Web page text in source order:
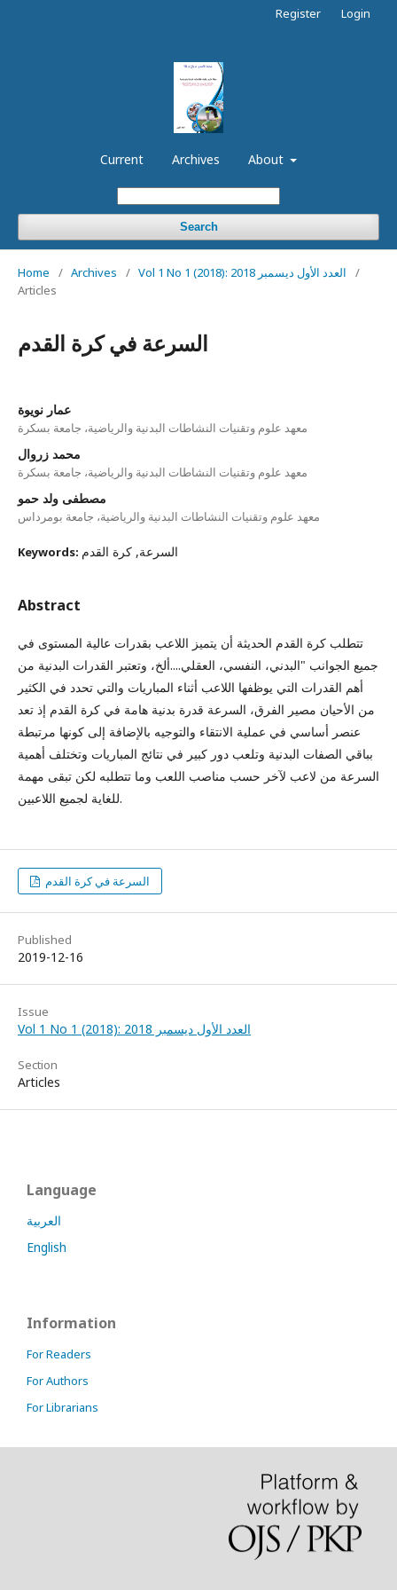
Current Archives About
Search
Register Login
Home / Archives / Vol 1 No 1 (2018): العدد الأول ديسمبر 2018
/
Articles
السرعة في كرة القدم
عمار نويوة
معهد علوم وتقنيات النشاطات البدنية والرياضية، جامعة بسكرة
محمد زروال
معهد علوم وتقنيات النشاطات البدنية والرياضية، جامعة بسكرة
مصطفى ولد حمو
معهد علوم وتقنيات النشاطات البدنية والرياضية، جامعة بومرداس
Keywords: السرعة, كرة القدم
Abstract
تتطلب كرة القدم الحديثة أن يتميز اللاعب بقدرات عالية المستوى في
جميع الجوانب "البدني، النفسي، العقلي....ألخ، وتعتبر القدرات البدنية من
أهم القدرات التي يوظفها اللاعب أثناء المباريات والتي تحدد في الكثير
من الأحيان مصير الفرق، السرعة قدرة بدنية هامة في كرة القدم إذ تعد
عنصر أساسي في عملية الانتقاء والتوجيه بالإضافة إلى كونها مرتبطة
بباقي الصفات البدنية وتلعب دور كبير في نتائج المباريات وتختلف أهمية
السرعة من لاعب لآخر حسب مناصب اللعب وما تتطلبه لكن تبقى مهمة
للغاية لجميع اللاعبين.
السرعة في كرة القدم
Published
2019-12-16
Issue
Vol 1 No 1 (2018): العدد الأول ديسمبر 2018
Section
Articles
Language
العربية
English
Information
For Readers
For Authors
For Librarians